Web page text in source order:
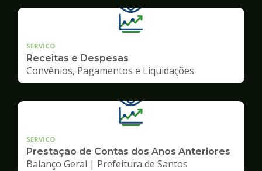
SERVICO
Receitas e Despesas
Convênios, Pagamentos e Liquidações
SERVICO
Prestação de Contas dos Anos Anteriores
Balanço Geral | Prefeitura de Santos